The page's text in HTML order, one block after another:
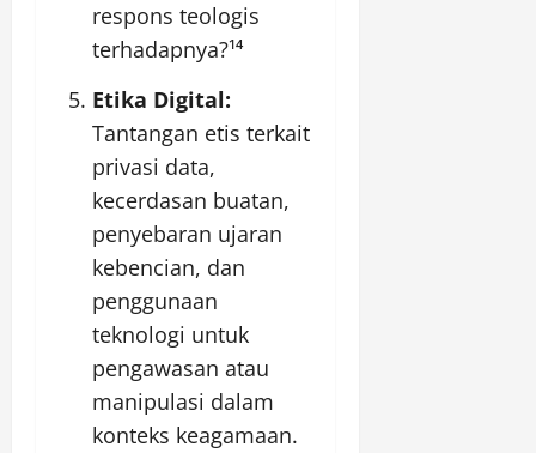
respons teologis
terhadapnya?¹⁴
Etika Digital:
Tantangan etis terkait
privasi data,
kecerdasan buatan,
penyebaran ujaran
kebencian, dan
penggunaan
teknologi untuk
pengawasan atau
manipulasi dalam
konteks keagamaan.